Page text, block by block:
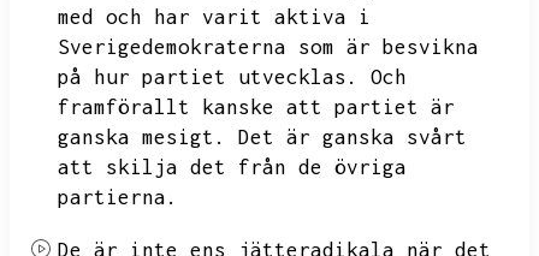
med och har varit aktiva i
Sverigedemokraterna som är besvikna
på hur partiet utvecklas.
Och
framförallt kanske att partiet är
ganska mesigt.
Det är ganska svårt
att skilja det från de övriga
partierna.
De är inte ens jätteradikala när det